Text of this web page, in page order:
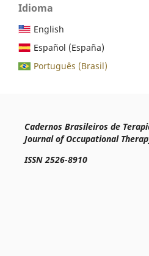
Idioma
English
Español (España)
Português (Brasil)
Cadernos Brasileiros de
Journal of Occupational
ISSN 2526-8910